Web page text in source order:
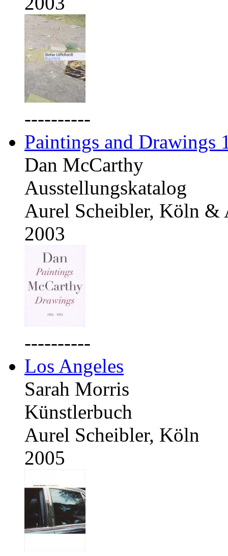
----------
Paintings and Drawings
Dan McCarthy
Ausstellungskatalog
Aurel Scheibler, Köln &
2003
----------
Los Angeles
Sarah Morris
Künstlerbuch
Aurel Scheibler, Köln
2005